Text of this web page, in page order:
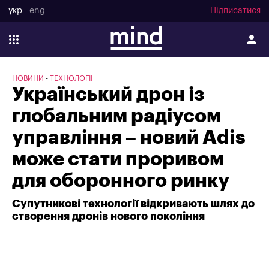
укр eng Підписатися
НОВИНИ ТЕХНОЛОГІЇ
Український дрон із
глобальним радіусом
управління – новий Adis
може стати проривом
для оборонного ринку
Супутникові технології відкривають шлях до
створення дронів нового покоління